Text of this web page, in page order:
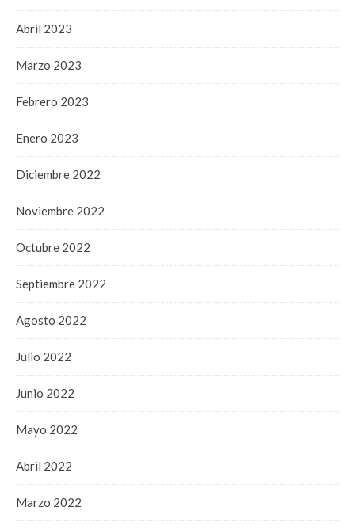
Abril 2023
Marzo 2023
Febrero 2023
Enero 2023
Diciembre 2022
Noviembre 2022
Octubre 2022
Septiembre 2022
Agosto 2022
Julio 2022
Junio 2022
Mayo 2022
Abril 2022
Marzo 2022